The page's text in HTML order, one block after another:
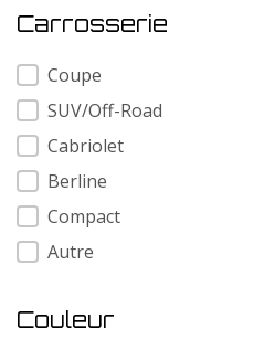
Carrosserie
Carrosserie
Coupe
SUV/Off-Road
Cabriolet
Berline
Compact
Autre
Couleur